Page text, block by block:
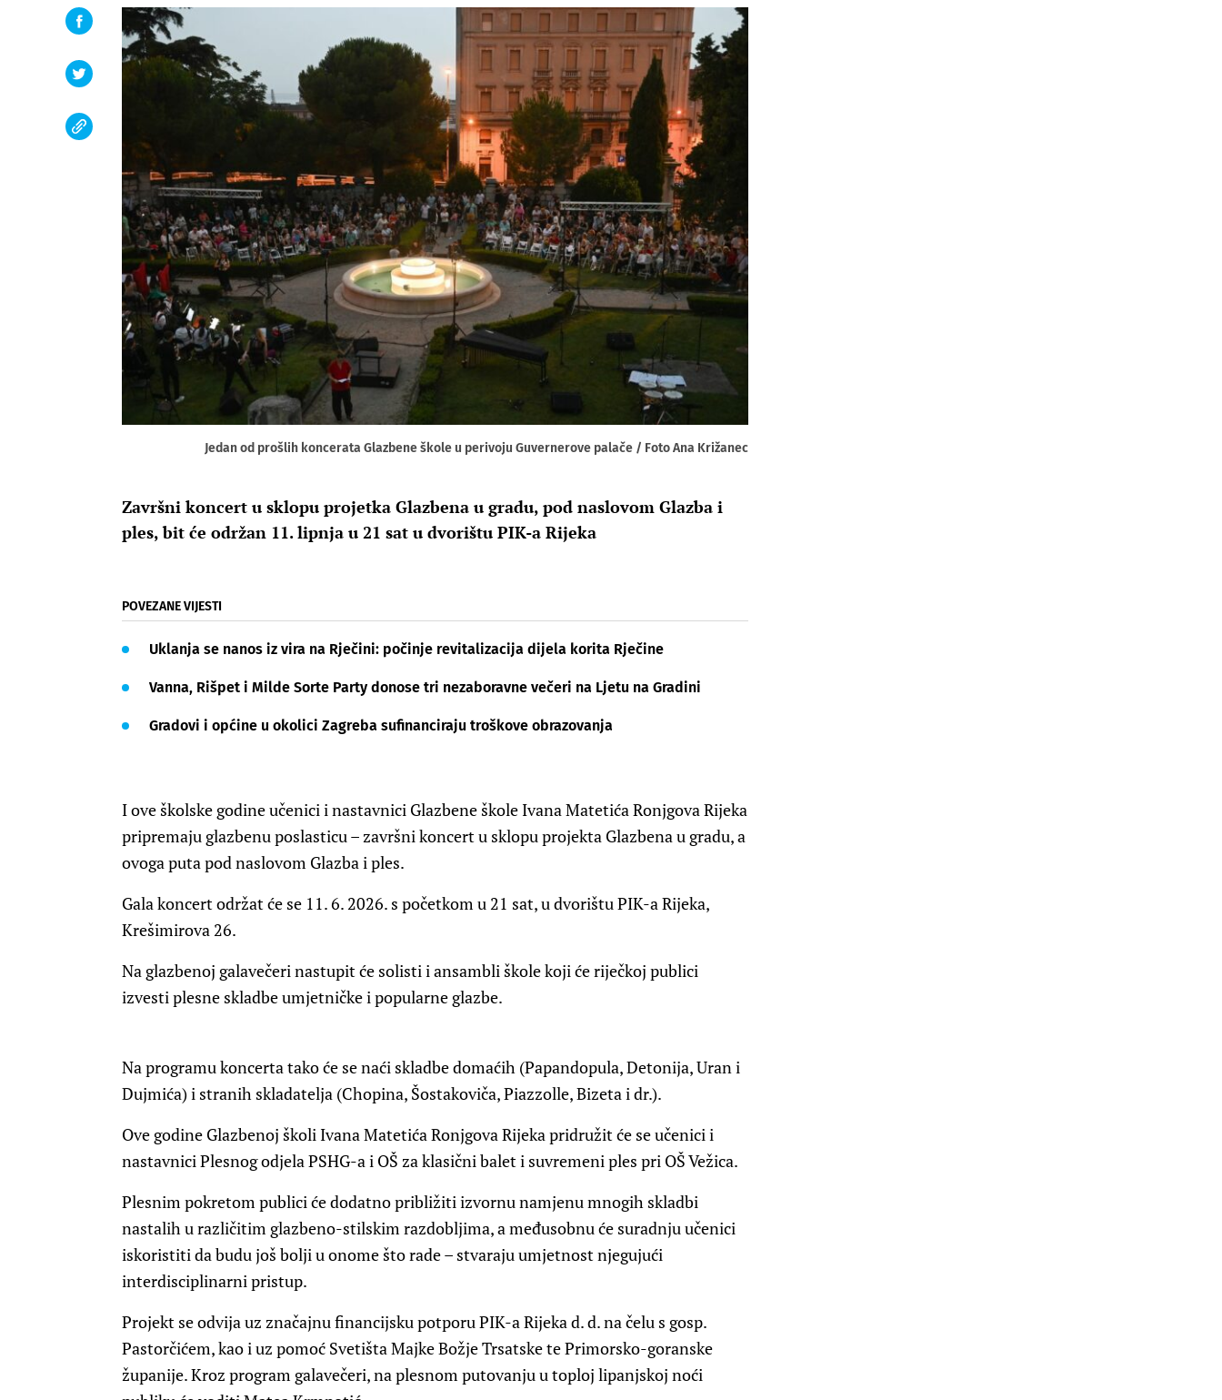
Jedan od prošlih koncerata Glazbene škole u perivoju Guvernerove palače / Foto Ana Križanec
Završni koncert u sklopu projetka Glazbena u gradu, pod naslovom Glazba i
ples, bit će održan 11. lipnja u 21 sat u dvorištu PIK-a Rijeka
POVEZANE VIJESTI
Uklanja se nanos iz vira na Rječini: počinje revitalizacija dijela korita Rječine
Vanna, Rišpet i Milde Sorte Party donose tri nezaboravne večeri na Ljetu na Gradini
Gradovi i općine u okolici Zagreba sufinanciraju troškove obrazovanja
I ove školske godine učenici i nastavnici Glazbene škole Ivana Matetića Ronjgova Rijeka
pripremaju glazbenu poslasticu – završni koncert u sklopu projekta Glazbena u gradu, a
ovoga puta pod naslovom Glazba i ples.
Gala koncert održat će se 11. 6. 2026. s početkom u 21 sat, u dvorištu PIK-a Rijeka,
Krešimirova 26.
Na glazbenoj galavečeri nastupit će solisti i ansambli škole koji će riječkoj publici
izvesti plesne skladbe umjetničke i popularne glazbe.
Na programu koncerta tako će se naći skladbe domaćih (Papandopula, Detonija, Uran i
Dujmića) i stranih skladatelja (Chopina, Šostakoviča, Piazzolle, Bizeta i dr.).
Ove godine Glazbenoj školi Ivana Matetića Ronjgova Rijeka pridružit će se učenici i
nastavnici Plesnog odjela PSHG-a i OŠ za klasični balet i suvremeni ples pri OŠ Vežica.
Plesnim pokretom publici će dodatno približiti izvornu namjenu mnogih skladbi
nastalih u različitim glazbeno-stilskim razdobljima, a međusobnu će suradnju učenici
iskoristiti da budu još bolji u onome što rade – stvaraju umjetnost njegujući
interdisciplinarni pristup.
Projekt se odvija uz značajnu financijsku potporu PIK-a Rijeka d. d. na čelu s gosp.
Pastorčićem, kao i uz pomoć Svetišta Majke Božje Trsatske te Primorsko-goranske
županije. Kroz program galavečeri, na plesnom putovanju u toploj lipanjskoj noći